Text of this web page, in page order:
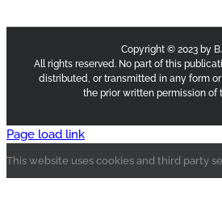
Copyright © 2023 by B.
All rights reserved. No part of this
distributed, or transmitted in any form
the prior written permission of
Page load link
This website uses cookies and third party